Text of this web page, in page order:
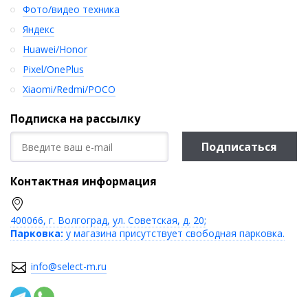
Фото/видео техника
Яндекс
Huawei/Honor
Pixel/OnePlus
Xiaomi/Redmi/POCO
Подписка на рассылку
Подписаться
Контактная информация
400066, г. Волгоград, ул. Советская, д. 20;
Парковка: у магазина присутствует свободная парковка.
info@select-m.ru